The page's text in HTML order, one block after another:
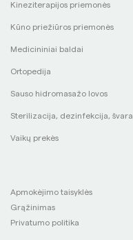
Kineziterapijos priemonės
Kūno priežiūros priemonės
Medicininiai baldai
Ortopedija
Sauso hidromasažo lovos
Sterilizacija, dezinfekcija, švara
Vaikų prekės
Apmokėjimo taisyklės
Grąžinimas
Privatumo politika